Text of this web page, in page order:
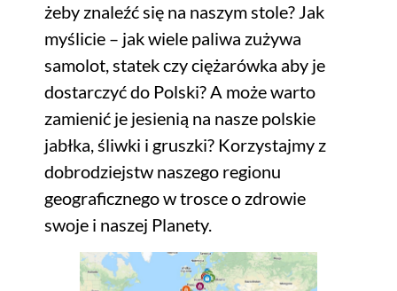
żeby znaleźć się na naszym stole? Jak
myślicie – jak wiele paliwa zużywa
samolot, statek czy ciężarówka aby je
dostarczyć do Polski? A może warto
zamienić je jesienią na nasze polskie
jabłka, śliwki i gruszki? Korzystajmy z
dobrodziejstw naszego regionu
geograficznego w trosce o zdrowie
swoje i naszej Planety.